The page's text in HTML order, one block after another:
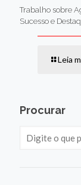
Trabalho sobre
Sucesso e
Leia
Procurar